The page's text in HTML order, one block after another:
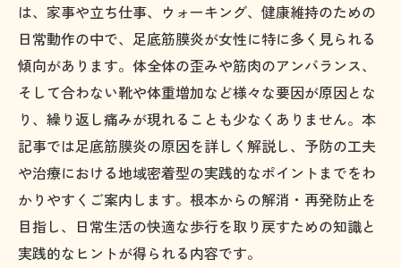
は、家事や立ち仕事、ウォーキング、健康維持のための
日常動作の中で、足底筋膜炎が女性に特に多く見られる
傾向があります。体全体の歪みや筋肉のアンバランス、
そして合わない靴や体重増加など様々な要因が原因とな
り、繰り返し痛みが現れることも少なくありません。本
記事では足底筋膜炎の原因を詳しく解説し、予防の工夫
や治療における地域密着型の実践的なポイントまでをわ
かりやすくご案内します。根本からの解消・再発防止を
目指し、日常生活の快適な歩行を取り戻すための知識と
実践的なヒントが得られる内容です。